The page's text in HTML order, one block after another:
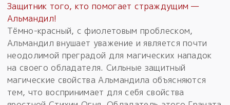
Защитник того, кто помогает страждущим —
Альмандил!
Тёмно-красный, с фиолетовым проблеском,
Альмандил внушает уважение и является почти
неодолимой преградой для магических нападок
на своего обладателя. Сильные защитный
магические свойства Альмандила объясняются
тем, что воспринимает для себя свойства